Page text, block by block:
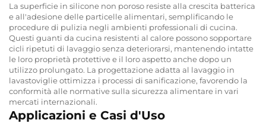
La superficie in silicone non poroso resiste alla crescita batterica
e all'adesione delle particelle alimentari, semplificando le
procedure di pulizia negli ambienti professionali di cucina.
Questi guanti da cucina resistenti al calore possono sopportare
cicli ripetuti di lavaggio senza deteriorarsi, mantenendo intatte
le loro proprietà protettive e il loro aspetto anche dopo un
utilizzo prolungato. La progettazione adatta al lavaggio in
lavastoviglie ottimizza i processi di sanificazione, favorendo la
conformità alle normative sulla sicurezza alimentare in vari
mercati internazionali.
Applicazioni e Casi d'Uso